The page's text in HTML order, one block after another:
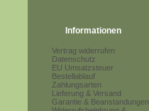
Informationen
Vertrag widerrufen
Datenschutz
EU Umsatzsteuer
Bestellablauf
Zahlungsarten
Lieferung & Versand
Garantie & Beanstandungen